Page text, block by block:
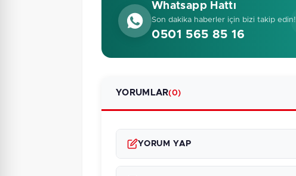
Whatsapp Hattı
Son dakika haberler için bizi takip edin!
0501 565 85 16
YORUMLAR(0)
YORUM YAP